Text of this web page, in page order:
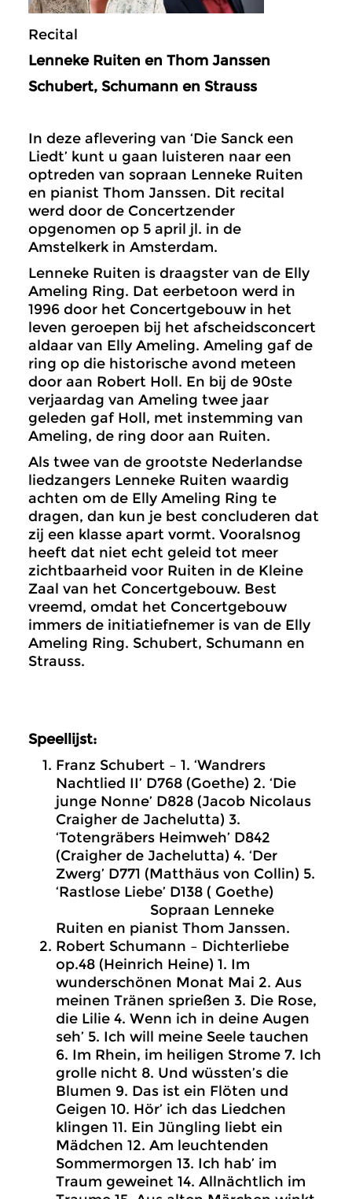
Recital
Lenneke Ruiten en Thom Janssen
Schubert, Schumann en Strauss
In deze aflevering van ‘Die Sanck een
Liedt’ kunt u gaan luisteren naar een
optreden van sopraan Lenneke Ruiten
en pianist Thom Janssen. Dit recital
werd door de Concertzender
opgenomen op 5 april jl. in de
Amstelkerk in Amsterdam.
Lenneke Ruiten is draagster van de Elly
Ameling Ring. Dat eerbetoon werd in
1996 door het Concertgebouw in het
leven geroepen bij het afscheidsconcert
aldaar van Elly Ameling. Ameling gaf de
ring op die historische avond meteen
door aan Robert Holl. En bij de 90ste
verjaardag van Ameling twee jaar
geleden gaf Holl, met instemming van
Ameling, de ring door aan Ruiten.
Als twee van de grootste Nederlandse
liedzangers Lenneke Ruiten waardig
achten om de Elly Ameling Ring te
dragen, dan kun je best concluderen dat
zij een klasse apart vormt. Vooralsnog
heeft dat niet echt geleid tot meer
zichtbaarheid voor Ruiten in de Kleine
Zaal van het Concertgebouw. Best
vreemd, omdat het Concertgebouw
immers de initiatiefnemer is van de Elly
Ameling Ring. Schubert, Schumann en
Strauss.
Speellijst:
Franz Schubert – 1. ‘Wandrers
Nachtlied II’ D768 (Goethe) 2. ‘Die
junge Nonne’ D828 (Jacob Nicolaus
Craigher de Jachelutta) 3.
‘Totengräbers Heimweh’ D842
(Craigher de Jachelutta) 4. ‘Der
Zwerg’ D771 (Matthäus von Collin) 5.
‘Rastlose Liebe’ D138 ( Goethe)
Sopraan Lenneke
Ruiten en pianist Thom Janssen.
Robert Schumann – Dichterliebe
op.48 (Heinrich Heine) 1. Im
wunderschönen Monat Mai 2. Aus
meinen Tränen sprießen 3. Die Rose,
die Lilie 4. Wenn ich in deine Augen
seh’ 5. Ich will meine Seele tauchen
6. Im Rhein, im heiligen Strome 7. Ich
grolle nicht 8. Und wüssten’s die
Blumen 9. Das ist ein Flöten und
Geigen 10. Hör’ ich das Liedchen
klingen 11. Ein Jüngling liebt ein
Mädchen 12. Am leuchtenden
Sommermorgen 13. Ich hab’ im
Traum geweinet 14. Allnächtlich im